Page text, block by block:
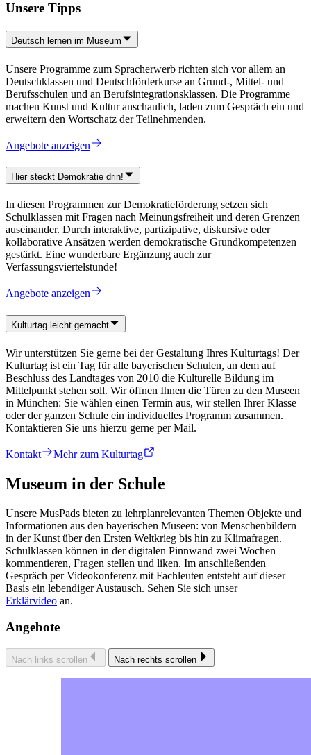
Unsere Tipps
Deutsch lernen im Museum
Unsere Programme zum Spracherwerb richten sich vor allem an
Deutschklassen und Deutschförderkurse an Grund-, Mittel- und
Berufsschulen und an Berufsintegrationsklassen. Die Programme
machen Kunst und Kultur anschaulich, laden zum Gespräch ein und
erweitern den Wortschatz der Teilnehmenden.
Angebote anzeigen
Hier steckt Demokratie drin!
In diesen Programmen zur Demokratieförderung setzen sich
Schulklassen mit Fragen nach Meinungsfreiheit und deren Grenzen
auseinander. Durch interaktive, partizipative, diskursive oder
kollaborative Ansätzen werden demokratische Grundkompetenzen
gestärkt. Eine wunderbare Ergänzung auch zur
Verfassungsviertelstunde!
Angebote anzeigen
Kulturtag leicht gemacht
Wir unterstützen Sie gerne bei der Gestaltung Ihres Kulturtags! Der
Kulturtag ist ein Tag für alle bayerischen Schulen, an dem auf
Beschluss des Landtages von 2010 die Kulturelle Bildung im
Mittelpunkt stehen soll. Wir öffnen Ihnen die Türen zu den Museen
in München: Sie wählen einen Termin aus, wir stellen Ihrer Klasse
oder der ganzen Schule ein individuelles Programm zusammen.
Kontaktieren Sie uns hierzu gerne per Mail.
Kontakt Mehr zum Kulturtag
Museum in der Schule
Unsere MusPads bieten zu lehrplanrelevanten Themen Objekte und
Informationen aus den bayerischen Museen: von Menschenbildern
in der Kunst über den Ersten Weltkrieg bis hin zu Klimafragen.
Schulklassen können in der digitalen Pinnwand zwei Wochen
kommentieren, Fragen stellen und liken. Im anschließenden
Gespräch per Videokonferenz mit Fachleuten entsteht auf dieser
Basis ein lebendiger Austausch. Sehen Sie sich unser
Erklärvideo an.
Angebote
Nach links scrollen Nach rechts scrollen